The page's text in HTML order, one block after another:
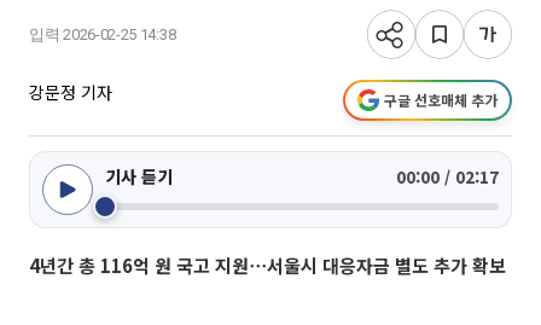
입력 2026-02-25 14:38
강문정 기자 구글 선호매체 추가
기사 듣기 00:00 / 02:17
4년간 총 116억 원 국고 지원⋯서울시 대응자금 별도 추가 확보